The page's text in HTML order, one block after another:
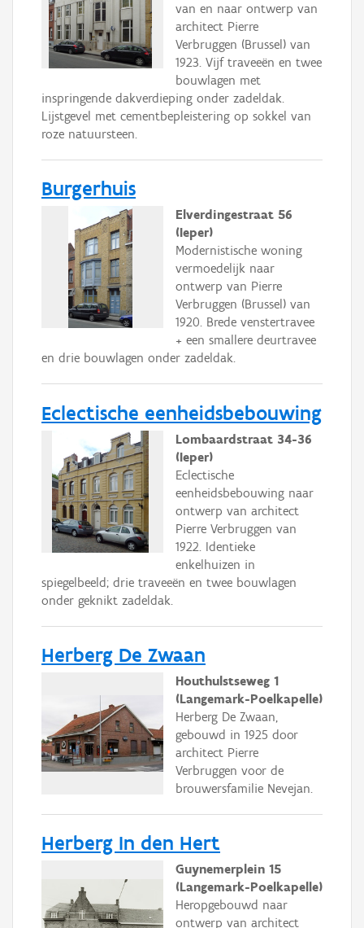
van en naar ontwerp van
architect Pierre
Verbruggen (Brussel) van
1923. Vijf traveeën en twee
bouwlagen met
inspringende dakverdieping onder zadeldak.
Lijstgevel met cementbepleistering op sokkel van
roze natuursteen.
Burgerhuis
Elverdingestraat 56
(Ieper)
Modernistische woning
vermoedelijk naar
ontwerp van Pierre
Verbruggen (Brussel) van
1920. Brede venstertravee
+ een smallere deurtravee
en drie bouwlagen onder zadeldak.
Eclectische eenheidsbebouwing
Lombaardstraat 34-36
(Ieper)
Eclectische
eenheidsbebouwing naar
ontwerp van architect
Pierre Verbruggen van
1922. Identieke
enkelhuizen in
spiegelbeeld; drie traveeën en twee bouwlagen
onder geknikt zadeldak.
Herberg De Zwaan
Houthulstseweg 1
(Langemark-Poelkapelle)
Herberg De Zwaan,
gebouwd in 1925 door
architect Pierre
Verbruggen voor de
brouwersfamilie Nevejan.
Herberg In den Hert
Guynemerplein 15
(Langemark-Poelkapelle)
Heropgebouwd naar
ontwerp van architect